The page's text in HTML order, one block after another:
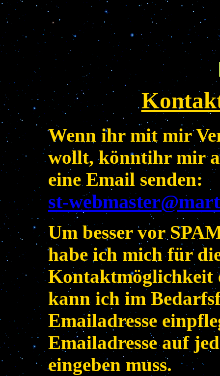
Suche
Wenn ihr mit mir
wollt, könntihr mir
eine Email senden:
st-
Um besser vor
habe ich mich für
Kontaktmöglichkeit
kann ich im
Emailadresse
Emailadresse auf
eingeben muss.